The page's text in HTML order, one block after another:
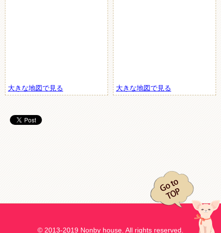
大きな地図で見る 大きな地図で見る
© 2013-2019 Nonby house. All rights reserved.